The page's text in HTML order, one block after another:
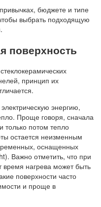
бюджете и типе
выбрать подходящую
поверхность
принцип их
энергию,
Проще говоря, сначала
только потом тепло
остается неизменным
оснащенных
Важно отметить, что при
время нагрева может быть
поверхности часто
и проще в